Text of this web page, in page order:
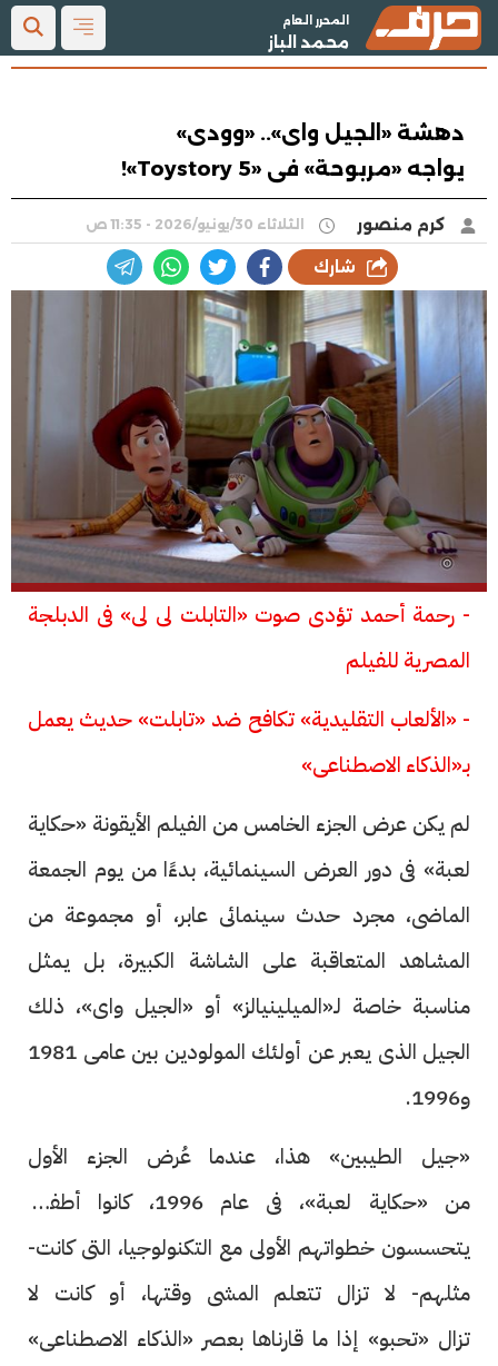
المحرر العام
محمد الباز
دهشة «الجيل واى».. «وودى»
يواجه «مربوحة» فى «Toystory 5»!
كرم منصور الثلاثاء 30/يونيو/2026 - 11:35 ص
شارك
- رحمة أحمد تؤدى صوت «التابلت لى لى» فى الدبلجة
المصرية للفيلم
- «الألعاب التقليدية» تكافح ضد «تابلت» حديث يعمل
بـ«الذكاء الاصطناعى»
لم يكن عرض الجزء الخامس من الفيلم الأيقونة «حكاية
لعبة» فى دور العرض السينمائية، بدءًا من يوم الجمعة
الماضى، مجرد حدث سينمائى عابر، أو مجموعة من
المشاهد المتعاقبة على الشاشة الكبيرة، بل يمثل
مناسبة خاصة لـ«الميلينيالز» أو «الجيل واى»، ذلك
الجيل الذى يعبر عن أولئك المولودين بين عامى 1981
و1996.
«جيل الطيبين» هذا، عندما عُرض الجزء الأول
من «حكاية لعبة»، فى عام 1996، كانوا أطفالًا،
يتحسسون خطواتهم الأولى مع التكنولوجيا، التى كانت-
مثلهم- لا تزال تتعلم المشى وقتها، أو كانت لا
تزال «تحبو» إذا ما قارناها بعصر «الذكاء الاصطناعى»